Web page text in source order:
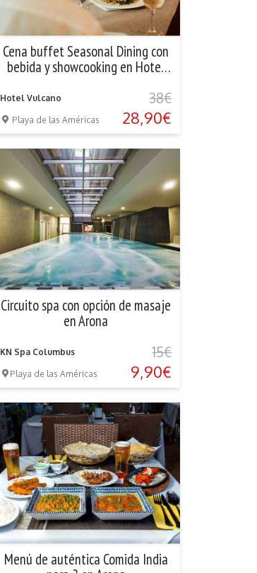
Cena buffet Seasonal Dining con
bebida y showcooking en Hotel
Hotel Vulcano
Playa de las Américas
38€
28,90€
Circuito spa con opción de masaje
en Arona
KN Spa Columbus
Playa de las Américas
15€
9,90€
Menú de auténtica Comida India